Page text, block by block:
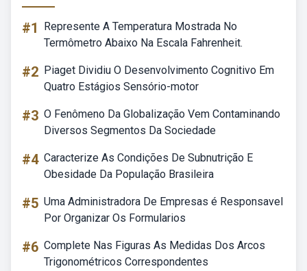
#1
Represente A Temperatura Mostrada No
Termômetro Abaixo Na Escala Fahrenheit.
#2 Piaget Dividiu O Desenvolvimento Cognitivo Em
Quatro Estágios Sensório-motor
#3 O Fenômeno Da Globalização Vem Contaminando
Diversos Segmentos Da Sociedade
#4 Caracterize As Condições De Subnutrição E
Obesidade Da População Brasileira
#5 Uma Administradora De Empresas é Responsavel
Por Organizar Os Formularios
#6 Complete Nas Figuras As Medidas Dos Arcos
Trigonométricos Correspondentes